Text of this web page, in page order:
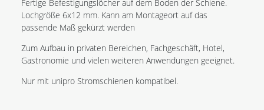
Fertige Befestigungslöcher auf dem Boden der Schiene.
Lochgröße 6x12 mm. Kann am Montageort auf das
passende Maß gekürzt werden
Zum Aufbau in privaten Bereichen, Fachgeschäft, Hotel,
Gastronomie und vielen weiteren Anwendungen geeignet.
Nur mit unipro Stromschienen kompatibel.